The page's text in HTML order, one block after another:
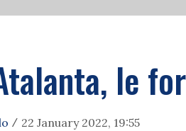
le
/ 22 January 2022, 19:55